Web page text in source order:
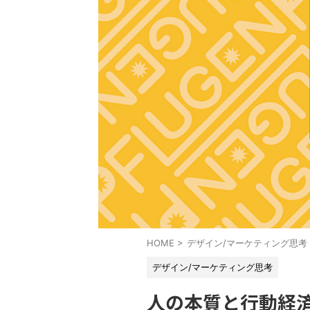
HOME > デザイン/マーケティング思考
デザイン/マーケティング思考
人の本質と行動経